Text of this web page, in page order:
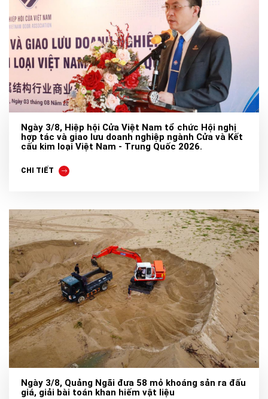
Ngày 3/8, Hiệp hội Cửa Việt Nam tổ chức Hội nghị
hợp tác và giao lưu doanh nghiệp ngành Cửa và Kết
cấu kim loại Việt Nam - Trung Quốc 2026.
CHI TIẾT
Ngày 3/8, Quảng Ngãi đưa 58 mỏ khoáng sản ra đấu
giá, giải bài toán khan hiếm vật liệu